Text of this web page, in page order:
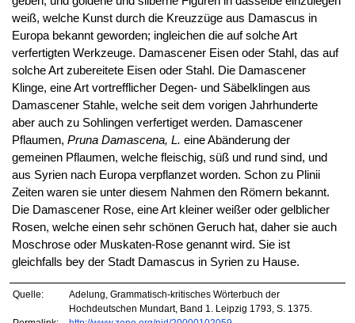
weiß, welche Kunst durch die Kreuzzüge aus Damascus in
Europa bekannt geworden; ingleichen die auf solche Art
verfertigten Werkzeuge. Damascener Eisen oder Stahl, das auf
solche Art zubereitete Eisen oder Stahl. Die Damascener
Klinge, eine Art vortrefflicher Degen- und Säbelklingen aus
Damascener Stahle, welche seit dem vorigen Jahrhunderte
aber auch zu Sohlingen verfertiget werden. Damascener
Pflaumen, Pruna Damascena, L. eine Abänderung der
gemeinen Pflaumen, welche fleischig, süß und rund sind, und
aus Syrien nach Europa verpflanzet worden. Schon zu Plinii
Zeiten waren sie unter diesem Nahmen den Römern bekannt.
Die Damascener Rose, eine Art kleiner weißer oder gelblicher
Rosen, welche einen sehr schönen Geruch hat, daher sie auch
Moschrose oder Muskaten-Rose genannt wird. Sie ist
gleichfalls bey der Stadt Damascus in Syrien zu Hause.
Quelle:
Adelung, Grammatisch-kritisches Wörterbuch der
Hochdeutschen Mundart, Band 1. Leipzig 1793, S. 1375.